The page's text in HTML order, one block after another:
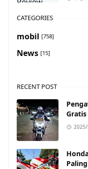
CATEGORIES
mobil [758]
News [15]
RECENT POST
Gratis